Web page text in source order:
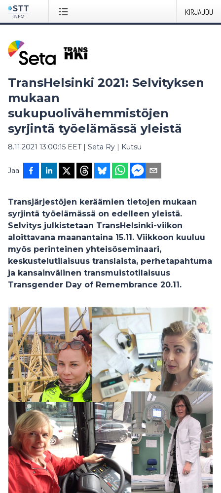
KIRJAUDU
TransHelsinki 2021: Selvityksen
mukaan
sukupuolivähemmistöjen
syrjintä työelämässä yleistä
8.11.2021 13:00:15 EET| Seta Ry | Kutsu
Jaa
Transjärjestöjen keräämien tietojen mukaan
syrjintä työelämässä on edelleen yleistä.
Selvitys julkistetaan TransHelsinki-viikon
aloittavana maanantaina 15.11. Viikkoon kuuluu
myös perinteinen yhteisöseminaari,
keskustelutilaisuus translaista, perhetapahtuma
ja kansainvälinen transmuistotilaisuus
Transgender Day of Remembrance 20.11.